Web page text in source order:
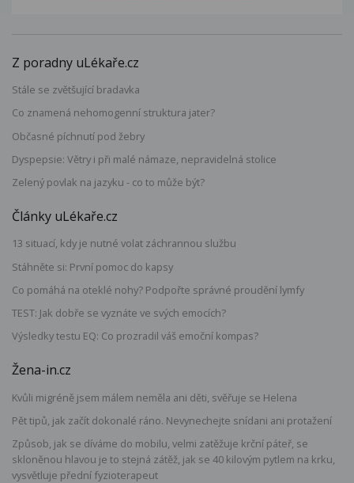
Z poradny uLékaře.cz
Stále se zvětšující bradavka
Co znamená nehomogenní struktura jater?
Občasné píchnutí pod žebry
Dyspepsie: Větry i při malé námaze, nepravidelná stolice
Zelený povlak na jazyku - co to může být?
Články uLékaře.cz
13 situací, kdy je nutné volat záchrannou službu
Stáhněte si: První pomoc do kapsy
Co pomáhá na oteklé nohy? Podpořte správné proudění lymfy
TEST: Jak dobře se vyznáte ve svých emocích?
Výsledky testu EQ: Co prozradil váš emoční kompas?
Žena-in.cz
Kvůli migréně jsem málem neměla ani děti, svěřuje se Helena
Pět tipů, jak začít dokonalé ráno. Nevynechejte snídani ani protažení
Způsob, jak se díváme do mobilu, velmi zatěžuje krční páteř, se
skloněnou hlavou je to stejná zátěž, jak se 40 kilovým pytlem na krku,
vysvětluje přední fyzioterapeut